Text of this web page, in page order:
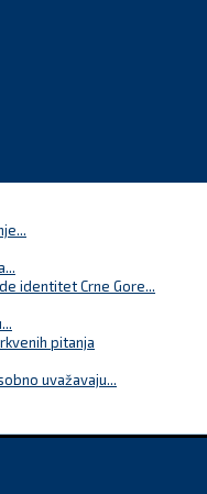
identitet Crne Gore...
pitanja
uvažavaju...